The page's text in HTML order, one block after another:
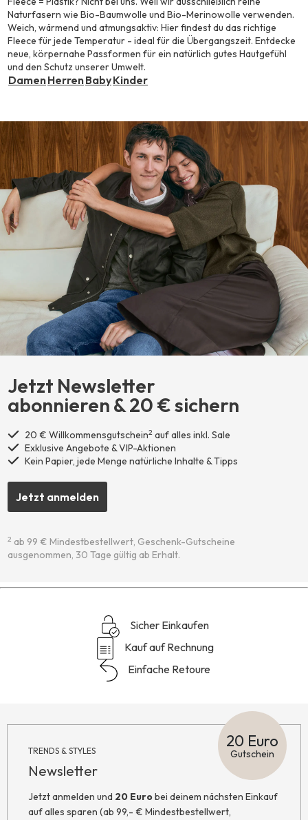
Naturfasern wie Bio-Baumwolle und Bio-Merinowolle verwenden.
Weich, wärmend und atmungsaktiv: Hier findest du das richtige
Fleece für jede Temperatur - ideal für die Übergangszeit. Entdecke
neue, körpernahe Passformen für ein natürlich gutes Hautgefühl
und den Schutz unserer Umwelt.
DamenHerrenBabyKinder
Jetzt Newsletter
abonnieren ​& 20 € sichern
20 € Willkommensgutschein2 auf alles inkl. Sale
Exklusive Angebote & VIP-Aktionen
Kein Papier, jede Menge natürliche Inhalte & Tipps
Jetzt anmelden
2 ab 99 € Mindestbestellwert, Geschenk-Gutscheine
ausgenommen, 30 Tage gültig ab Erhalt.
Sicher Einkaufen
Kauf auf Rechnung
Einfache Retoure
TRENDS & STYLES
Newsletter
20 Euro
Gutschein
Jetzt anmelden und 20 Eurobei deinem nächsten Einkauf
auf alles sparen (ab 99,- € Mindestbestellwert,